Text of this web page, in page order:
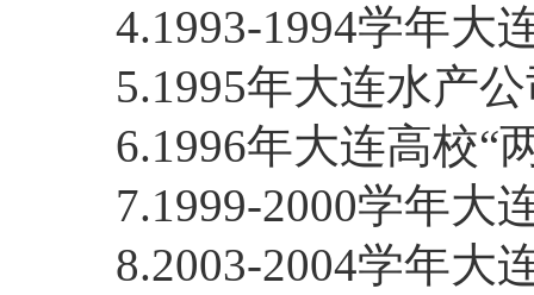
4.1993-1994学年大
5.1995年大连水产
6.1996年大连高校“
7.1999-2000学年大
8.2003-2004学年大